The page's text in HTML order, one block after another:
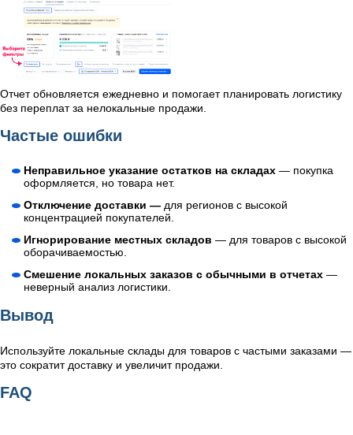
Отчет обновляется ежедневно и помогает планировать логистику
без переплат за нелокальные продажи.
Частые ошибки
Неправильное указание остатков на складах — покупка
оформляется, но товара нет.
Отключение доставки — для регионов с высокой
концентрацией покупателей.
Игнорирование местных складов — для товаров с высокой
оборачиваемостью.
Смешение локальных заказов с обычными в отчетах —
неверный анализ логистики.
Вывод
Используйте локальные склады для товаров с частыми заказами —
это сократит доставку и увеличит продажи.
FAQ